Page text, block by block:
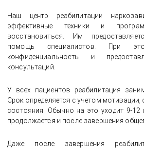
Наш центр реабилитации
эффективные техники и
восстановиться. Им
помощь специалистов. При
конфиденциальность и
консультаций.
У всех пациентов реабилитация
Срок определяется с учетом мотивации,
состояния. Обычно на это уходит 9-12
продолжается и после завершения
Даже после завершения